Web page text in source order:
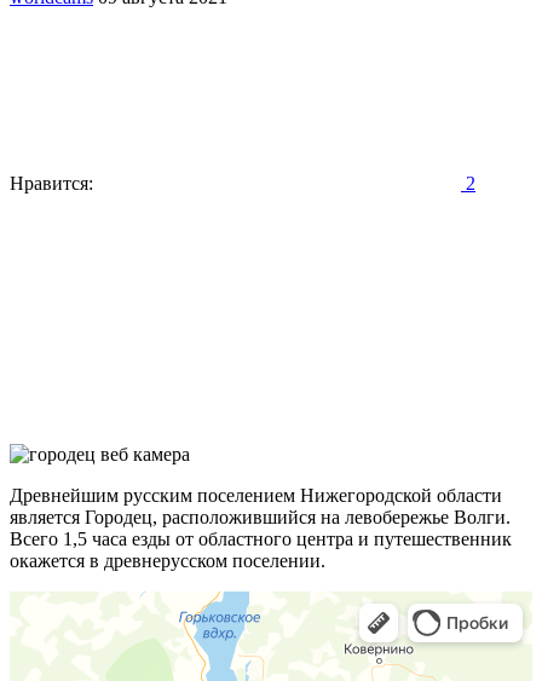
Нравится: 2
Древнейшим русским поселением Нижегородской области
является Городец, расположившийся на левобережье Волги.
Всего 1,5 часа езды от областного центра и путешественник
окажется в древнерусском поселении.